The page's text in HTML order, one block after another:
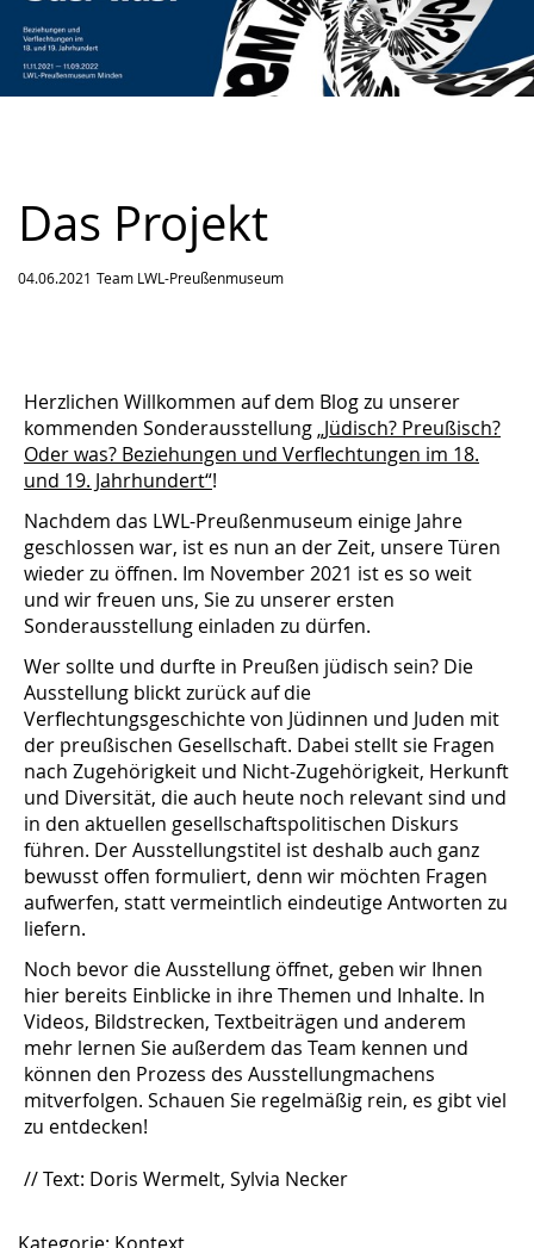
Das Projekt
04.06.2021 Team LWL-Preußenmuseum
Herzlichen Willkommen auf dem Blog zu unserer
kommenden Sonderausstellung „Jüdisch? Preußisch?
Oder was? Beziehungen und Verflechtungen im 18.
und 19. Jahrhundert“!
Nachdem das LWL-Preußenmuseum einige Jahre
geschlossen war, ist es nun an der Zeit, unsere Türen
wieder zu öffnen. Im November 2021 ist es so weit
und wir freuen uns, Sie zu unserer ersten
Sonderausstellung einladen zu dürfen.
Wer sollte und durfte in Preußen jüdisch sein? Die
Ausstellung blickt zurück auf die
Verflechtungsgeschichte von Jüdinnen und Juden mit
der preußischen Gesellschaft. Dabei stellt sie Fragen
nach Zugehörigkeit und Nicht-Zugehörigkeit, Herkunft
und Diversität, die auch heute noch relevant sind und
in den aktuellen gesellschaftspolitischen Diskurs
führen. Der Ausstellungstitel ist deshalb auch ganz
bewusst offen formuliert, denn wir möchten Fragen
aufwerfen, statt vermeintlich eindeutige Antworten zu
liefern.
Noch bevor die Ausstellung öffnet, geben wir Ihnen
hier bereits Einblicke in ihre Themen und Inhalte. In
Videos, Bildstrecken, Textbeiträgen und anderem
mehr lernen Sie außerdem das Team kennen und
können den Prozess des Ausstellungmachens
mitverfolgen. Schauen Sie regelmäßig rein, es gibt viel
zu entdecken!
// Text: Doris Wermelt, Sylvia Necker